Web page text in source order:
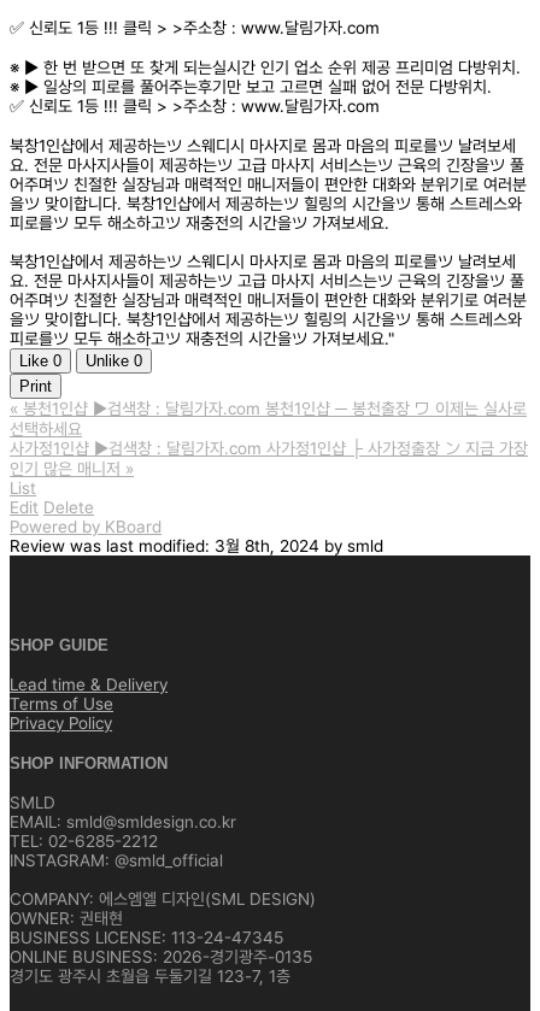
✅ 신뢰도 1등 !!! 클릭 > >주소창 : www.달림가자.com
※ ▶️ 한 번 받으면 또 찾게 되는실시간 인기 업소 순위 제공 프리미엄 다방위치.
※ ▶️ 일상의 피로를 풀어주는후기만 보고 고르면 실패 없어 전문 다방위치.
✅ 신뢰도 1등 !!! 클릭 > >주소창 : www.달림가자.com
북창1인샵에서 제공하는ツ 스웨디시 마사지로 몸과 마음의 피로를ツ 날려보세
요. 전문 마사지사들이 제공하는ツ 고급 마사지 서비스는ツ 근육의 긴장을ツ 풀
어주며ツ 친절한 실장님과 매력적인 매니저들이 편안한 대화와 분위기로 여러분
을ツ 맞이합니다. 북창1인샵에서 제공하는ツ 힐링의 시간을ツ 통해 스트레스와
피로를ツ 모두 해소하고ツ 재충전의 시간을ツ 가져보세요.
북창1인샵에서 제공하는ツ 스웨디시 마사지로 몸과 마음의 피로를ツ 날려보세
요. 전문 마사지사들이 제공하는ツ 고급 마사지 서비스는ツ 근육의 긴장을ツ 풀
어주며ツ 친절한 실장님과 매력적인 매니저들이 편안한 대화와 분위기로 여러분
을ツ 맞이합니다. 북창1인샵에서 제공하는ツ 힐링의 시간을ツ 통해 스트레스와
피로를ツ 모두 해소하고ツ 재충전의 시간을ツ 가져보세요."
Like 0 Unlike 0
Print
« 봉천1인샵 ▶️검색창 : 달림가자.com 봉천1인샵 ─ 봉천출장 ワ 이제는 실사로
선택하세요
사가정1인샵 ▶️검색창 : 달림가자.com 사가정1인샵 ├ 사가정출장 ン 지금 가장
인기 많은 매니저 »
List
Edit Delete
Powered by KBoard
Review was last modified: 3월 8th, 2024 by smld
SHOP GUIDE
Lead time & Delivery
Terms of Use
Privacy Policy
SHOP INFORMATION
SMLD
EMAIL: smld@smldesign.co.kr
TEL: 02-6285-2212
INSTAGRAM: @smld_official
COMPANY: 에스엠엘 디자인(SML DESIGN)
OWNER: 권태현
BUSINESS LICENSE: 113-24-47345
ONLINE BUSINESS: 2026-경기광주-0135
경기도 광주시 초월읍 두둘기길 123-7, 1층